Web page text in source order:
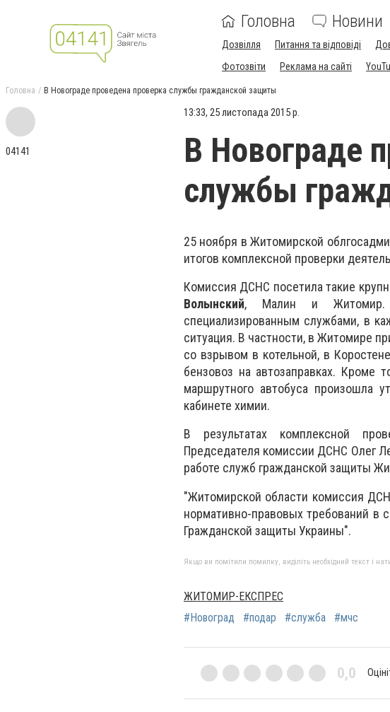
Головна Новини
Дозвілля Питання та відповіді
Фотозвіти
Реклама на сайті
Головна В Новограде проведена проверка службы гражданской защиты
04141
13:33, 25 листопада 2015 р.
В Новограде
службы
25 ноября в Житомирской
итогов комплексной проверки
Комиссия ДСНС посетила такие
Волынский, Малин и Житомир.
специализированным службами, в
ситуация. В частности, в Житомире
со взрывом в котельной, в
бензовоз на автозаправках. Кроме
маршрутного автобуса произошла
кабинете химии.
В результатах комплексной
Председателя комиссии ДСНС Олег
работе служб гражданской защиты
"Житомирской области комиссия
нормативно-правовых требований в
Гражданской защиты Украины".
Якщо ви помітили помилку, виділіть необхідний текст і
ЖИТОМИР-ЕКСПРЕС
#Новоград
#подар #служба #мчс
0,0